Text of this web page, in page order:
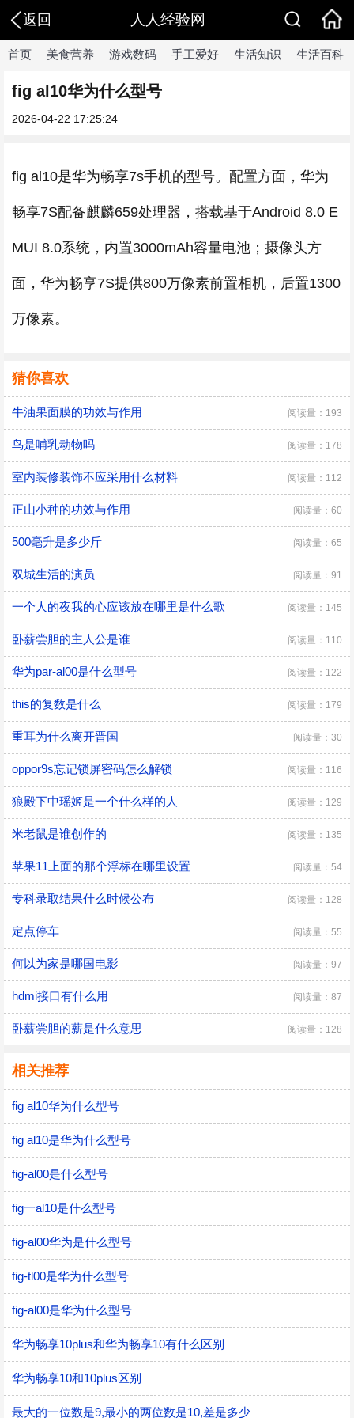
返回 人人经验网
首页 美食营养 游戏数码 手工爱好 生活知识 生活百科
fig al10华为什么型号
2026-04-22 17:25:24
fig al10是华为畅享7s手机的型号。配置方面，华为
畅享7S配备麒麟659处理器，搭载基于Android 8.0 E
MUI 8.0系统，内置3000mAh容量电池；摄像头方
面，华为畅享7S提供800万像素前置相机，后置1300
万像素。
猜你喜欢
牛油果面膜的功效与作用 阅读量：193
鸟是哺乳动物吗 阅读量：178
室内装修装饰不应采用什么材料 阅读量：112
正山小种的功效与作用 阅读量：60
500毫升是多少斤 阅读量：65
双城生活的演员 阅读量：91
一个人的夜我的心应该放在哪里是什么歌 阅读量：145
卧薪尝胆的主人公是谁 阅读量：110
华为par-al00是什么型号 阅读量：122
this的复数是什么 阅读量：179
重耳为什么离开晋国 阅读量：30
oppor9s忘记锁屏密码怎么解锁 阅读量：116
狼殿下中瑶姬是一个什么样的人 阅读量：129
米老鼠是谁创作的 阅读量：135
苹果11上面的那个浮标在哪里设置 阅读量：54
专科录取结果什么时候公布 阅读量：128
定点停车 阅读量：55
何以为家是哪国电影 阅读量：97
hdmi接口有什么用 阅读量：87
卧薪尝胆的薪是什么意思 阅读量：128
相关推荐
fig al10华为什么型号
fig al10是华为什么型号
fig-al00是什么型号
fig一al10是什么型号
fig-al00华为是什么型号
fig-tl00是华为什么型号
fig-al00是华为什么型号
华为畅享10plus和华为畅享10有什么区别
华为畅享10和10plus区别
最大的一位数是9,最小的两位数是10,差是多少